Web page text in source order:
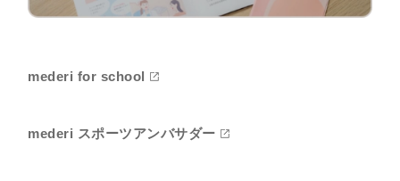
mederi for school
mederi スポーツアンバサダー